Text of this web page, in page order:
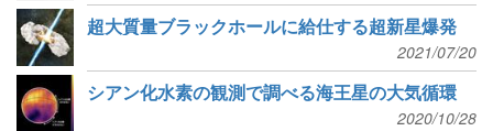
超大質量ブラックホールに給仕する超新星爆発
2021/07/20
シアン化水素の観測で調べる海王星の大気循環
2020/10/28